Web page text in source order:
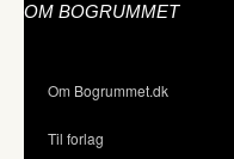
OM BOGRUMMET
Om Bogrummet.dk
Til forlag